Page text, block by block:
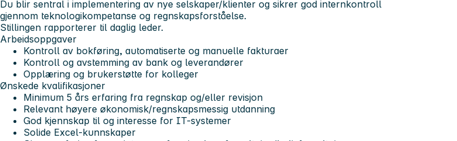
Du blir sentral i implementering av nye selskaper/klienter og sikrer god internkontroll
gjennom teknologikompetanse og regnskapsforståelse.
Stillingen rapporterer til daglig leder.
Arbeidsoppgaver
Kontroll av bokføring, automatiserte og manuelle fakturaer
Kontroll og avstemming av bank og leverandører
Opplæring og brukerstøtte for kolleger
Ønskede kvalifikasjoner
Minimum 5 års erfaring fra regnskap og/eller revisjon
Relevant høyere økonomisk/regnskapsmessig utdanning
God kjennskap til og interesse for IT-systemer
Solide Excel-kunnskaper